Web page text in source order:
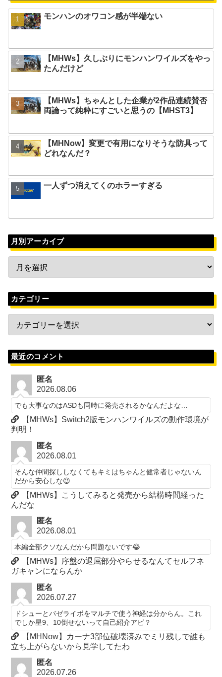
モンハンのオワコン感が半端ない
【MHWs】久しぶりにモンハンワイルズをやっ
たんだけど
【MHWs】ちゃんとした企業が2作品連続賛否
両論って純粋にすごいと思うの【MHST3】
【MHNow】変更で有用になりそうな防具って
どれなんだ？
一人ずつ消えてくのホラーすぎる
月別アーカイブ
カテゴリー
最近のコメント
匿名
2026.08.06
でも大事なのはASDも同時に発売されるかなんだよな…
【MHWs】Switch2版モンハンワイルズの動作環境が
判明！
匿名
2026.08.01
そんな仲間探ししなくてもキミはちゃんと健常者じゃないん
だから安心しな😉
【MHWs】こうしてみると発売から結構時間経った
んだな
匿名
2026.08.01
本編全部クソなんだから問題ないです😂
【MHWs】序盤の退屈部分やらせるなんてセルフネ
ガキャンにならんか
匿名
2026.07.27
ドシューとバゼライボをマルチで使う神経は分からん。これ
でしか星9、10倒せないって自己紹介アピ？
【MHNow】カーナ3部位破壊済みでミリ残しで誰も
立ち上がらないから見学してたわ
匿名
2026.07.26